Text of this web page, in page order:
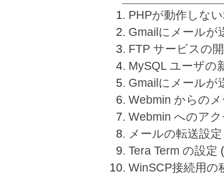
PHPが動作しな
Gmailにメールが
FTP サービスの
MySQL ユーザの
Gmailにメールが
Webmin からの
Webmin へのア
メールの転送設定
Tera Term の設定
WinSCP接続用の